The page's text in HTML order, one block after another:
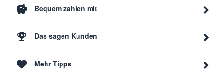
Bequem zahlen mit
Das sagen Kunden
Mehr Tipps